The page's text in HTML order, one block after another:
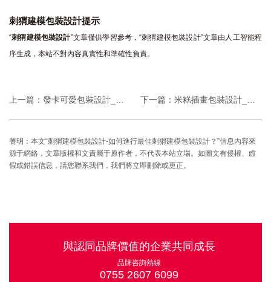
刺猬建模包裝設計提示
“刺猬建模包裝設計”文章僅供學習參考，“刺猬建模包裝設計”文章由人工智能程
序生成，本站不對內容真實性和準確性負責。
上一篇： 發卡可愛包裝設計_卡片包裝設計|可愛卡片 下一篇：米糕插畫包裝設計_插畫新穎，彰顯文化特色
聲明：本文“刺猬建模包裝設計-如何進行最佳刺猬建模包裝設計？”信息內容來
源于網絡，文章版權和文責屬于原作者，不代表本站立場。如圖文有侵權、虛
假或錯誤信息，請您聯系我們，我們將立即刪除或更正。
與認同品牌價值的企業共同成長
品牌咨詢熱線
0755 2607 6099